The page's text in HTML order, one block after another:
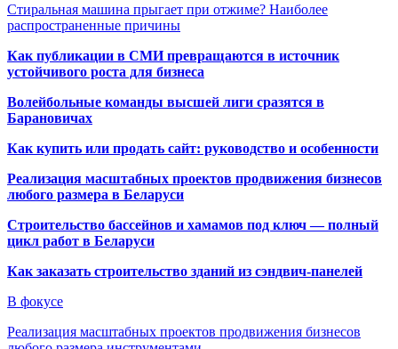
Стиральная машина прыгает при отжиме? Наиболее
распространенные причины
Как публикации в СМИ превращаются в источник
устойчивого роста для бизнеса
Волейбольные команды высшей лиги сразятся в
Барановичах
Как купить или продать сайт: руководство и особенности
Реализация масштабных проектов продвижения бизнесов
любого размера в Беларуси
Строительство бассейнов и хамамов под ключ — полный
цикл работ в Беларуси
Как заказать строительство зданий из сэндвич-панелей
В фокусе
Реализация масштабных проектов продвижения бизнесов